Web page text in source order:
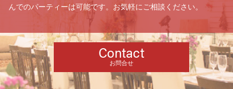
んでのパーティーは可能です。お気軽にご相談ください。
Contact
お問合せ